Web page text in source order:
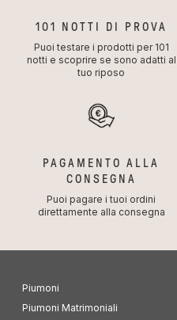
101 NOTTI DI PROVA
Puoi testare i prodotti per 101
notti e scoprire se sono adatti al
tuo riposo
PAGAMENTO ALLA
CONSEGNA
Puoi pagare i tuoi ordini
direttamente alla consegna
Piumoni
Piumoni Matrimoniali